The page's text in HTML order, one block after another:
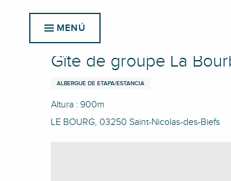
MENÚ
Inicio Gîte de groupe La Bourbonnière
Gîte de groupe La
ALBERGUE DE ETAPA/ESTANCIA
Altura : 900m
LE BOURG, 03250 Saint-Nicolas-des-Biefs